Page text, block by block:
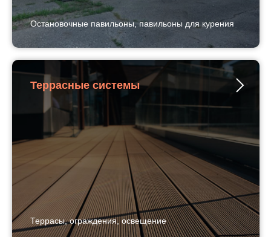
Остановочные павильоны, павильоны для курения
Террасные системы
Террасы, ограждения, освещение